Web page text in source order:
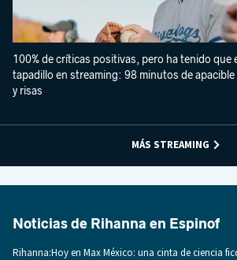
100% de críticas positivas, pero ha tenido que
tapadillo en streaming: 98 minutos de
y risas
MÁS STREAMING
Noticias de Rihanna en Espinof
Rihanna:Hoy en Max México: una cinta de ciencia